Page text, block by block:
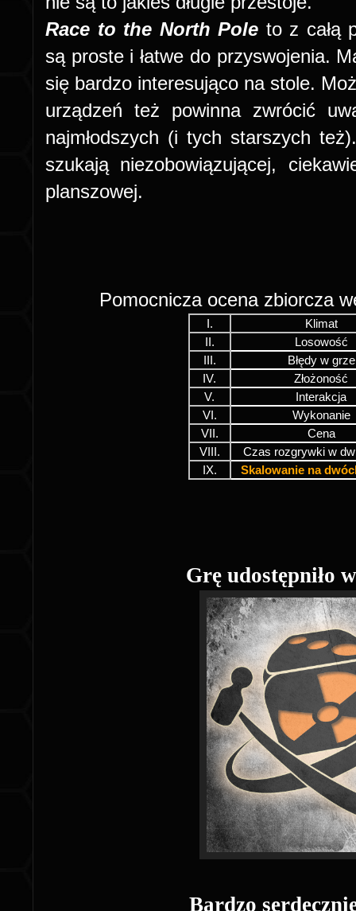
Race to the North Pole to z całą
są proste i łatwe do przyswojenia.
się bardzo interesująco na stole.
urządzeń też powinna zwrócić
najmłodszych (i tych starszych
szukają niezobowiązującej,
planszowej.
Pomocnicza ocena zbiorcza
I.
Klimat
II.
Losowość
III.
Błędy w grze
IV.
Złożoność
V.
Interakcja
VI.
Wykonanie
VII.
Cena
VIII.
Czas rozgrywki w
IX.
Skalowanie na
Grę udostępniło
Bardzo